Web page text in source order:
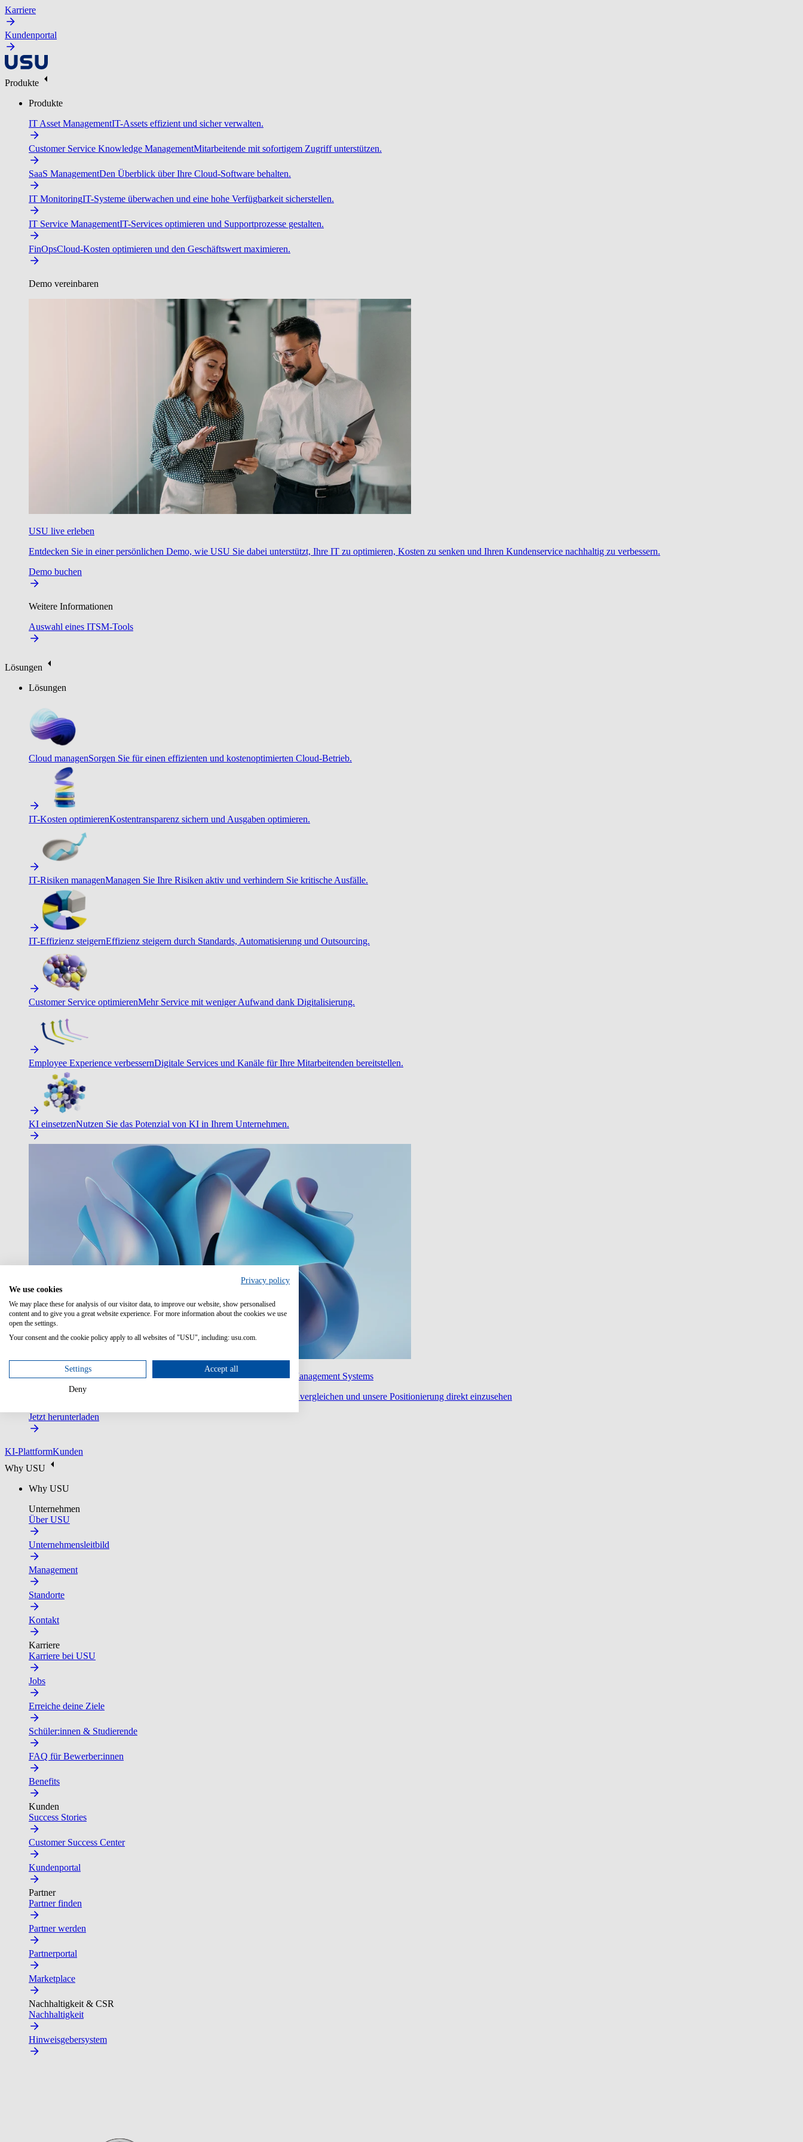
Karriere
Kundenportal
Produkte
Produkte
IT Asset ManagementIT-Assets effizient und sicher verwalten.
Customer Service Knowledge ManagementMitarbeitende mit sofortigem Zugriff unterstützen.
SaaS ManagementDen Überblick über Ihre Cloud-Software behalten.
IT MonitoringIT-Systeme überwachen und eine hohe Verfügbarkeit sicherstellen.
IT Service ManagementIT-Services optimieren und Supportprozesse gestalten.
FinOpsCloud-Kosten optimieren und den Geschäftswert maximieren.
Demo vereinbaren
USU live erleben
Entdecken Sie in einer persönlichen Demo, wie USU Sie dabei unterstützt, Ihre IT zu optimieren, Kosten zu senken und Ihren Kundenservice nachhaltig zu verbessern.
Demo buchen
Weitere Informationen
Auswahl eines ITSM-Tools
Lösungen
Lösungen
Cloud managenSorgen Sie für einen effizienten und kostenoptimierten Cloud-Betrieb.
IT-Kosten optimierenKostentransparenz sichern und Ausgaben optimieren.
IT-Risiken managenManagen Sie Ihre Risiken aktiv und verhindern Sie kritische Ausfälle.
IT-Effizienz steigernEffizienz steigern durch Standards, Automatisierung und Outsourcing.
Customer Service optimierenMehr Service mit weniger Aufwand dank Digitalisierung.
Employee Experience verbessernDigitale Services und Kanäle für Ihre Mitarbeitenden bereitstellen.
KI einsetzenNutzen Sie das Potenzial von KI in Ihrem Unternehmen.
2026 Gartner® Magic Quadrant™ for Customer Service Knowledge Management Systems
Laden Sie den vollständigen Report herunter, um den Markt fundiert zu vergleichen und unsere Positionierung direkt einzusehen
Jetzt herunterladen
KI-PlattformKunden
Why USU
Why USU
Unternehmen
Über USU
Unternehmensleitbild
Management
Standorte
Kontakt
Karriere
Karriere bei USU
Jobs
Erreiche deine Ziele
Schüler:innen & Studierende
FAQ für Bewerber:innen
Benefits
Kunden
Success Stories
Customer Success Center
Kundenportal
Partner
Partner finden
Partner werden
Partnerportal
Marketplace
Nachhaltigkeit & CSR
Nachhaltigkeit
Hinweisgebersystem
Privacy policy
We use cookies
We may place these for analysis of our visitor data, to improve our website, show personalised
content and to give you a great website experience. For more information about the cookies we use
open the settings.
Your consent and the cookie policy apply to all websites of "USU", including: usu.com.
Settings Accept all
Deny